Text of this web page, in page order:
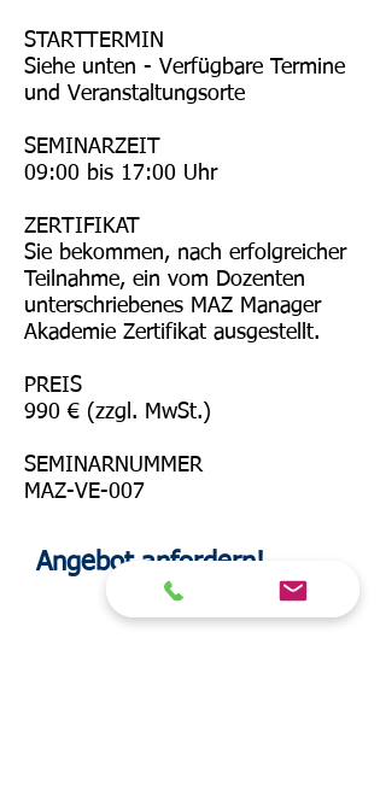
STARTTERMIN
Siehe unten - Verfügbare Termine
und Veranstaltungsorte
SEMINARZEIT
09:00 bis 17:00 Uhr
ZERTIFIKAT
Sie bekommen, nach erfolgreicher
Teilnahme, ein vom Dozenten
unterschriebenes MAZ Manager
Akademie Zertifikat ausgestellt.
PREIS
990 € (zzgl. MwSt.)
SEMINARNUMMER
MAZ-VE-007
Angebot anfordern!